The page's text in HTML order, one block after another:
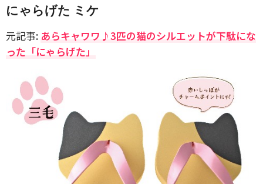
にゃらげた ミケ
元記事: あらキャワワ♪3匹の猫のシルエットが下駄にな
った「にゃらげた」